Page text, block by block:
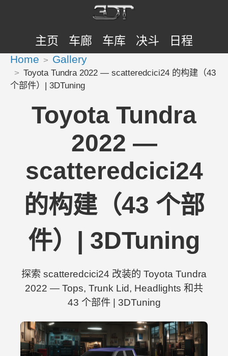
主页 车廊 车库 决斗 日程
Home Gallery
Toyota Tundra 2022 — scatteredcici24 的构建（43
个部件）| 3DTuning
Toyota Tundra
2022 —
scatteredcici24
的构建（43 个部
件）| 3DTuning
探索 scatteredcici24 改装的 Toyota Tundra
2022 — Tops, Trunk Lid, Headlights 和共
43 个部件 | 3DTuning